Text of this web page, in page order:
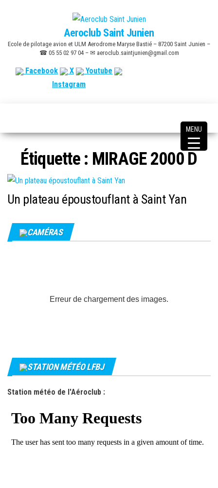
content
Aeroclub Saint Junien
Ecole de pilotage avion et ULM Aerodrome Maryse Bastié – 87200 Saint Junien –
☎ 05 55 02 97 04 – ✉ aeroclub.saintjunien@gmail.com
Facebook X
Youtube
Instagram
Étiquette : MIRAGE 2000 D
Un plateau époustouflant à Saint Yan
CAMÉRAS
Erreur de chargement des images.
STATION MÉTÉO LFBJ
Station météo de l'Aéroclub :
MENU